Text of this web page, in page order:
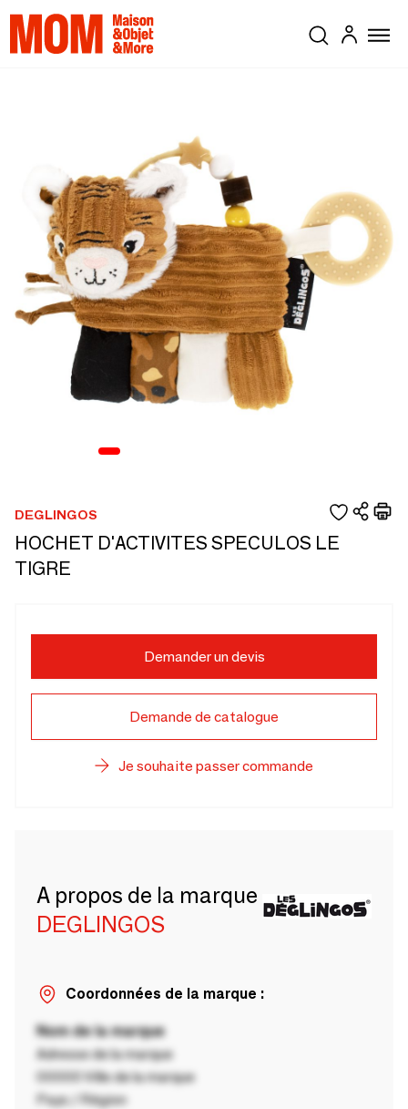
DEGLINGOS
HOCHET D'ACTIVITES SPECULOS LE
TIGRE
Demander un devis
Demande de catalogue
Je souhaite passer commande
A propos de la marque
DEGLINGOS
Coordonnées de la marque :
Nom de la marque
Adresse de la marque
00000 Ville de la marque
Pays / Région